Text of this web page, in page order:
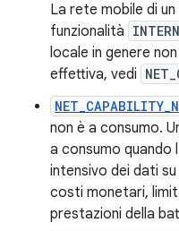
La rete mobile di
funzionalità
locale in genere
effettiva, vedi
non è a consumo.
a consumo quando
intensivo dei dati
costi monetari,
prestazioni della